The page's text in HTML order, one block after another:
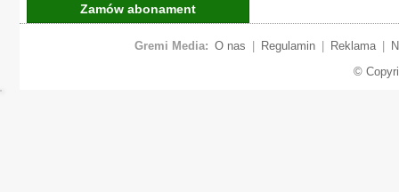
Zamów abonament
Gremi Media: O nas Regulamin Reklama
©